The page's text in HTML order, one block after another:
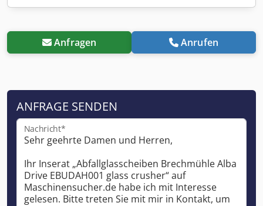
Anfragen Anrufen
ANFRAGE SENDEN
Nachricht*